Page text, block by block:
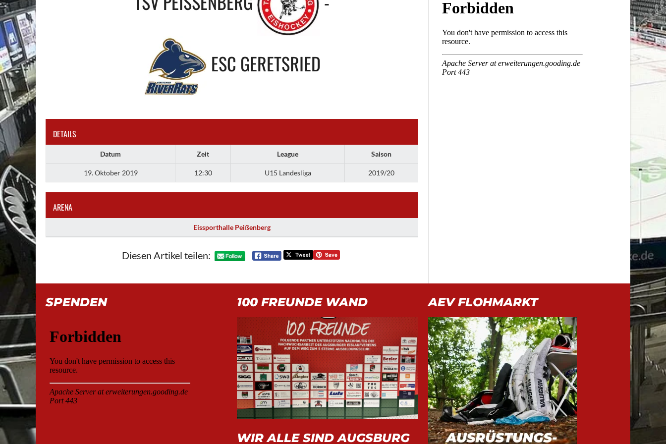
ESC GERETSRIED
DETAILS
Datum Zeit League Saison
19. Oktober 2019 12:30 U15 Landesliga 2019/20
ARENA
Eissporthalle Peißenberg
Diesen Artikel teilen:
SPENDEN 100 FREUNDE WAND
WIR ALLE SIND AUGSBURG
AEV FLOHMARKT